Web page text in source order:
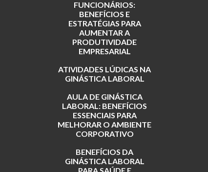
FUNCIONÁRIOS:
BENEFÍCIOS E
ESTRATÉGIAS PARA
AUMENTAR A
PRODUTIVIDADE
EMPRESARIAL
ATIVIDADES LÚDICAS NA
GINÁSTICA LABORAL
AULA DE GINÁSTICA
LABORAL: BENEFÍCIOS
ESSENCIAIS PARA
MELHORAR O AMBIENTE
CORPORATIVO
BENEFÍCIOS DA
GINÁSTICA LABORAL
PARA SAÚDE E